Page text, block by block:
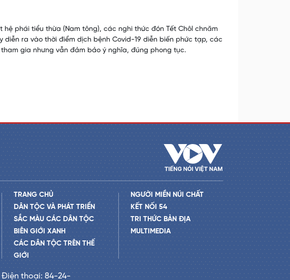
phái tiểu thừa (Nam tông), các nghi thức đón Tết Chôl chnăm
diễn ra vào thời điểm dịch bệnh Covid-19 diễn biến phức tạp, các
gia nhưng vẫn đảm bảo ý nghĩa, đúng phong tục.
TRANG CHỦ
DÂN TỘC VÀ PHÁT TRIỂN
SẮC MÀU CÁC DÂN TỘC
BIÊN GIỚI XANH
CÁC DÂN TỘC TRÊN THẾ
GIỚI
NGƯỜI MIỀN NÚI CHẤT
KẾT NỐI 54
TRI THỨC BẢN ĐỊA
MULTIMEDIA
Điện thoại: 84-24-